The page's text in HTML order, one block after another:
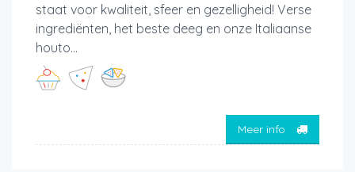
staat voor kwaliteit, sfeer en gezelligheid! Verse
ingrediënten, het beste deeg en onze Italiaanse
houto...
Meer info